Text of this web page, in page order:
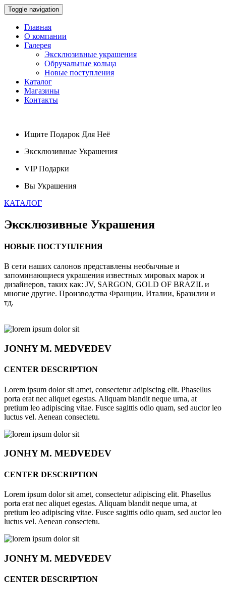
Toggle navigation
Главная
О компании
Галерея
Эксклюзивные украшения
Обручальные кольца
Новые поступления
Каталог
Магазины
Контакты
Ищите Подарок Для Неё
Эксклюзивные Украшения
VIPПодарки
Вы Украшения
КАТАЛОГ
Эксклюзивные Украшения
НОВЫЕ ПОСТУПЛЕНИЯ
В сети наших салонов представлены необычные и
запоминающиеся украшения известных мировых марок и
дизайнеров, таких как: JV, SARGON, GOLD OF BRAZIL и
многие другие. Производства Франции, Италии, Бразилии и
тд.
JONHYM. MEDVEDEV
CENTER DESCRIPTION
Lorem ipsum dolor sit amet, consectetur adipiscing elit. Phasellus
porta erat nec aliquet egestas. Aliquam blandit neque urna, at
pretium leo adipiscing vitae. Fusce sagittis odio quam, sed auctor leo
luctus vel. Aenean consectetu.
JONHYM. MEDVEDEV
CENTER DESCRIPTION
Lorem ipsum dolor sit amet, consectetur adipiscing elit. Phasellus
porta erat nec aliquet egestas. Aliquam blandit neque urna, at
pretium leo adipiscing vitae. Fusce sagittis odio quam, sed auctor leo
luctus vel. Aenean consectetu.
JONHYM. MEDVEDEV
CENTER DESCRIPTION